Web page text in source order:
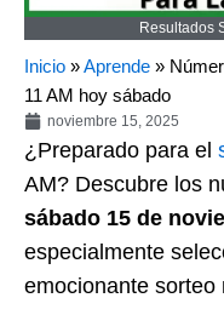
Resultados
Inicio »Aprende »
11 AM hoy sábado
noviembre 15, 2025
¿Preparado para el
AM? Descubre los
sábado 15 de
especialmente
emocionante sorteo